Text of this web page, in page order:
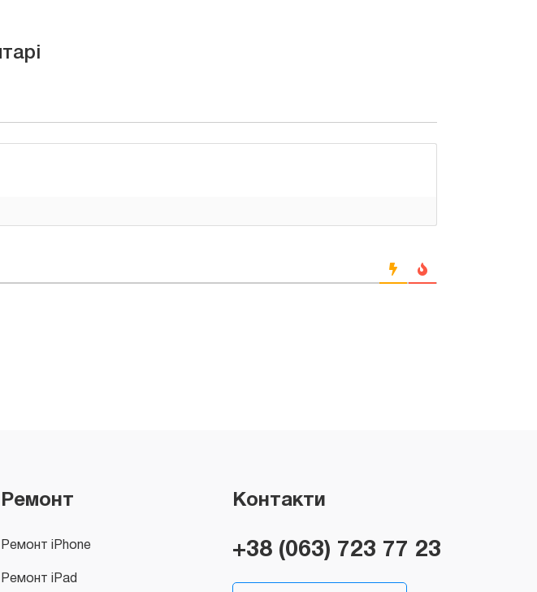
Ремонт
Ремонт iPhone
Ремонт iPad
Контакти
+38 (063) 723 77 23